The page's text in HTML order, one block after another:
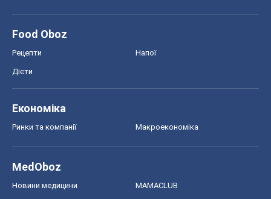
Food Oboz
Рецепти Напої
Дієти
Економіка
Ринки та компанії Макроекономіка
MedOboz
Новини медицини MAMACLUB